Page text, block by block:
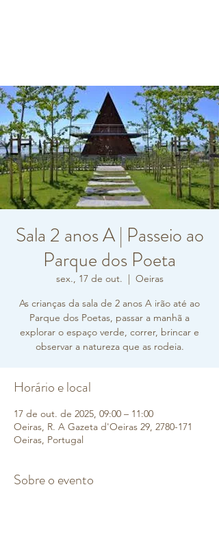
Sala 2 anos A | Passeio ao
Parque dos Poeta
sex., 17 de out.
  |
Oeiras
As crianças da sala de 2 anos A irão até ao
Parque dos Poetas, passar a manhã a
explorar o espaço verde, correr, brincar e
observar a natureza que as rodeia.
Horário e local
17 de out. de 2025, 09:00 – 11:00
Oeiras, R. A Gazeta d'Oeiras 29, 2780-171
Oeiras, Portugal
Sobre o evento